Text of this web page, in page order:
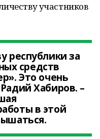
участников
республики за
средств
Это очень
Хабиров. –
в этой